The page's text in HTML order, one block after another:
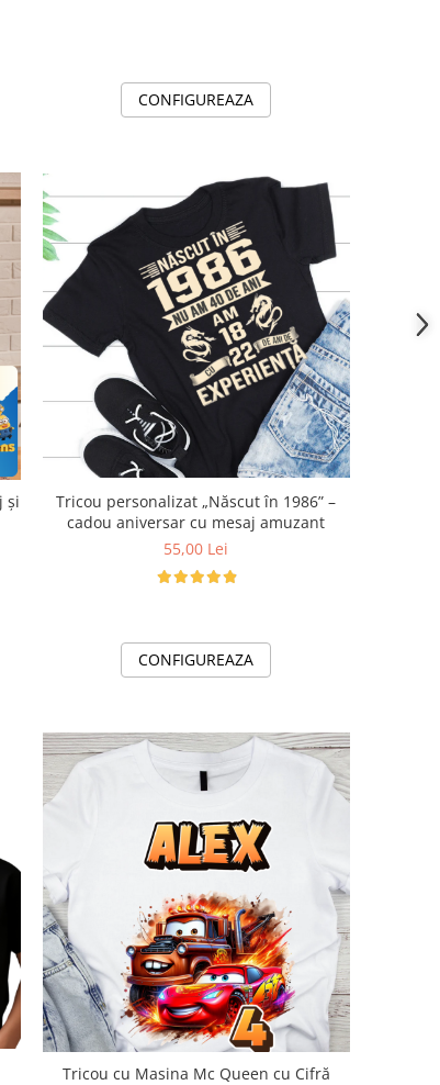
CONFIGUREAZA
Tricou personalizat „Născut în 1986” –
cadou aniversar cu mesaj amuzant
55,00 Lei
CONFIGUREAZA
Tricou cu Masina Mc Queen cu Cifră